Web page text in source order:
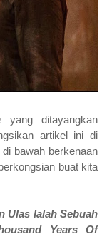
yang ditayangkan
artikel ini di
bawah berkenaan
buat kita
Ulas Ialah Sebuah
Years Of